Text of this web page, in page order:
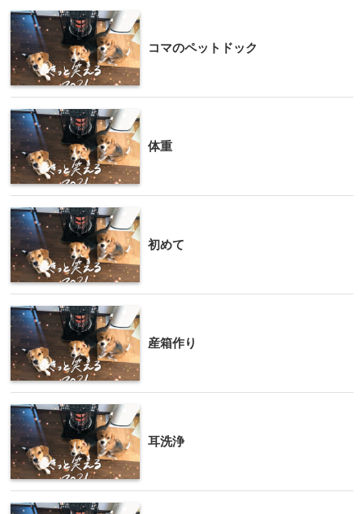
コマのペットドック
体重
初めて
産箱作り
耳洗浄